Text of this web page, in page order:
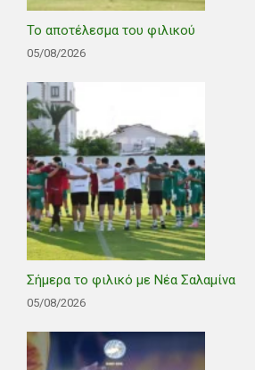
Το αποτέλεσμα του φιλικού
05/08/2026
Σήμερα το φιλικό με Νέα Σαλαμίνα
05/08/2026